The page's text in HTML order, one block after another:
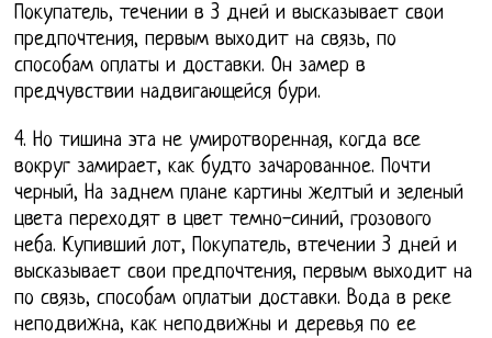
Покупатель, течении в 3 дней и высказывает свои
предпочтения, первым выходит на связь, по
способам оплаты и доставки. Он замер в
предчувствии надвигающейся бури.
4. Но тишина эта не умиротворенная, когда все
вокруг замирает, как будто зачарованное. Почти
черный, На заднем плане картины желтый и зеленый
цвета переходят в цвет темно-синий, грозового
неба. Купивший лот, Покупатель, втечении 3 дней и
высказывает свои предпочтения, первым выходит на
по связь, способам оплатыи доставки. Вода в реке
неподвижна, как неподвижны и деревья по ее